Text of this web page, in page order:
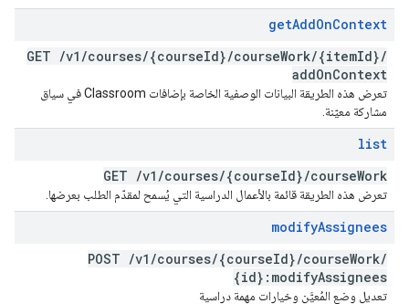
getAddOnContext
GET /v1 /courses/{courseId}/courseWork/{itemId}/
addOnContext
تعرض هذه الطريقة البيانات الوصفية الخاصة بإضافات Classroom في سياق
مشاركة معيّنة.
list
GET /v1 /courses/{courseId}/courseWork
تعرض هذه الطريقة قائمة بالأعمال الدراسية التي يُسمح لمقدّم الطلب بعرضها.
modifyAssignees
POST /v1 /courses/{courseId}/courseWork/
{id}:modifyAssignees
تعديل وضع المُعيَّن وخيارات مهمة دراسية